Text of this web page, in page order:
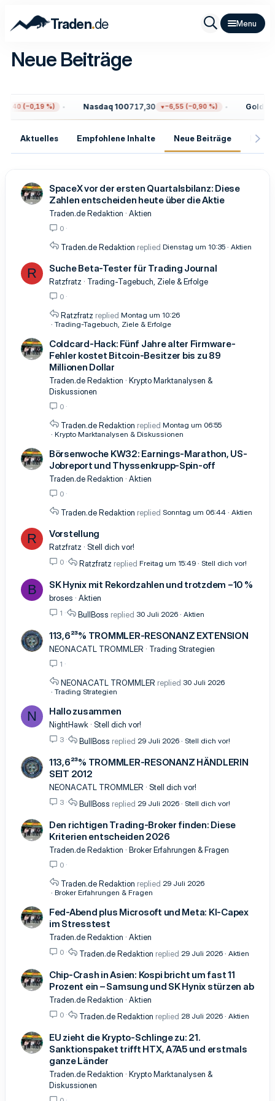
Traden.de
Neue Beiträge
(−0,19 %) Nasdaq 100717,30 −6,55 (−0,90 %) Gold
Aktuelles Empfohlene Inhalte Neue Beiträge
SpaceX vor der ersten Quartalsbilanz: Diese
Zahlen entscheiden heute über die Aktie
Traden.de Redaktion Aktien
0
Aktien
Dienstag um 10:35
Traden.de Redaktion
R Suche Beta-Tester für Trading Journal
Ratzfratz Trading-Tagebuch, Ziele & Erfolge
0
Trading-Tagebuch, Ziele & Erfolge
Montag um 10:26
Ratzfratz
Coldcard-Hack: Fünf Jahre alter Firmware-
Fehler kostet Bitcoin-Besitzer bis zu 89
Millionen Dollar
Traden.de Redaktion
Krypto Marktanalysen &
Diskussionen
0
Krypto Marktanalysen & Diskussionen
Montag um 06:55
Traden.de Redaktion
Börsenwoche KW32: Earnings-Marathon, US-
Jobreport und Thyssenkrupp-Spin-off
Traden.de Redaktion Aktien
0
Aktien
Sonntag um 06:44
Traden.de Redaktion
R Vorstellung
Ratzfratz Stell dich vor!
0 Stell dich vor!
Freitag um 15:49
Ratzfratz
B SK Hynix mit Rekordzahlen und trotzdem −10 %
broses Aktien
1 Aktien
30 Juli 2026
BullBoss
113,6²³% TROMMLER-RESONANZ EXTENSION
NEONACATL TROMMLER Trading Strategien
1
Trading Strategien
30 Juli 2026
NEONACATL TROMMLER
N Hallo zusammen
NightHawk Stell dich vor!
3 Stell dich vor!
29 Juli 2026
BullBoss
113,6²³% TROMMLER-RESONANZ HÄNDLERIN
SEIT 2012
NEONACATL TROMMLER Stell dich vor!
3 Stell dich vor!
29 Juli 2026
BullBoss
Den richtigen Trading-Broker finden: Diese
Kriterien entscheiden 2026
Traden.de Redaktion Broker Erfahrungen & Fragen
0
Broker Erfahrungen & Fragen
29 Juli 2026
Traden.de Redaktion
Fed-Abend plus Microsoft und Meta: KI-Capex
im Stresstest
Traden.de Redaktion Aktien
0 Aktien
29 Juli 2026
Traden.de Redaktion
Chip-Crash in Asien: Kospi bricht um fast 11
Prozent ein – Samsung und SK Hynix stürzen ab
Traden.de Redaktion Aktien
0 Aktien
28 Juli 2026
Traden.de Redaktion
EU zieht die Krypto-Schlinge zu: 21.
Sanktionspaket trifft HTX, A7A5 und erstmals
ganze Länder
Traden.de Redaktion
Krypto Marktanalysen &
Diskussionen